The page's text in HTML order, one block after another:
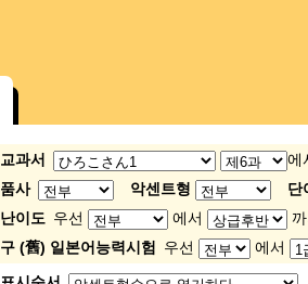
교과서
에
품사
악센트형
단
난이도 우선 에서
구 (舊) 일본어능력시험
우선
에서